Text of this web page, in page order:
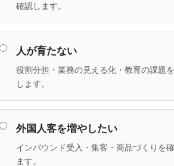
確認します。
人が育たない
役割分担・業務の見える化・教育の課題
します。
外国人客を増やしたい
インバウンド受入・集客・商品づくりを
ます。